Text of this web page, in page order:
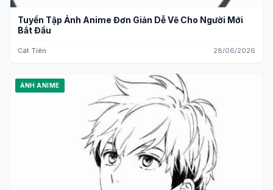
Tuyển Tập Ảnh Anime Đơn Giản Dễ Vẽ Cho Người Mới
Bắt Đầu
Cát Tiên 28/06/2026
ẢNH ANIME